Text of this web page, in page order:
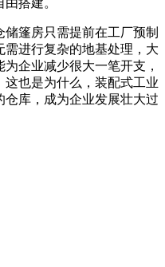
篷房只需提前在工厂预制
进行复杂的地基处理，大
企业减少很大一笔开支，
也是为什么，装配式工业
库，成为企业发展壮大过